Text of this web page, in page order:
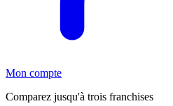
Mon compte
Comparez jusqu'à trois franchises